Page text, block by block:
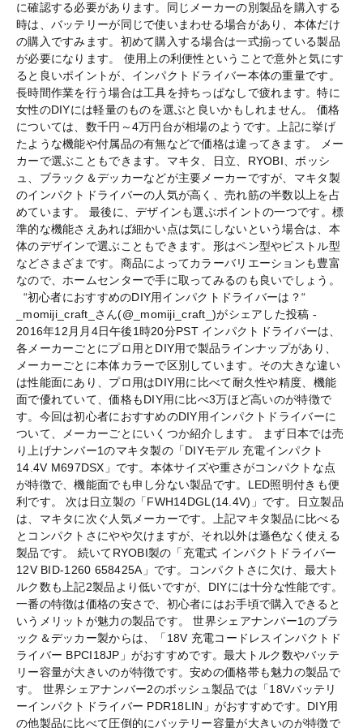
に確認する必要があります。同じメーカーの別製品を購入する
時は、バッテリーが同じで使いまわせる場合があり、本体だけ
の購入ですみます。初めて購入する場合は一式揃っている製品
が必要になります。 使用上の利便性ということで意外と気にす
ると良いポイントが、インパクトドライバー本体の重量です。
長時間作業を行う場合は工具を持ちっぱなしで疲れます。特に
女性のDIYには軽量のものを選ぶと良いかもしれません。 価格
については、数千円～4万円台が相場のようです。上記に挙げ
たような機能や付属品の有無などで価格は違ってきます。 メー
カーで選ぶこともできます。マキタ、日立、RYOBI、ボッシ
ュ、ブラック＆デッカーなどが主要メーカーですが、マキタ製
のインパクトドライバーの人気が高く、売れ筋の半数以上を占
めています。 最後に、デザインも選ぶポイントの一つです。標
準的な機能さえあれば細かい点は気にしないという場合は、本
体のデザインで選ぶこともできます。形はペン型やピストル型
などさまざまです。商品によってカラーバリエーションも豊富
なので、ホームセンターで手に取ってみるのも良いでしょう。
“初心者におすすめのDIY用インパクトドライバーは？“
_momiji_craft_さん(@_momiji_craft_)がシェアした投稿 -
2016年12月月4日午後1時20分PST インパクトドライバーは、
各メーカーごとにプロ用とDIY用で製品ラインナップがあり、
メーカーごとに本体カラーで区別しています。その大きな違い
は性能面にあり、プロ用はDIY用に比べて耐久性や精度、機能
面で優れていて、価格もDIY用に比べ3万ほど高いのが特徴で
す。今回は初心者におすすめのDIY用インパクトドライバーに
ついて、メーカーごとにいくつか紹介します。 まず日本では売
り上げナンバー1のマキタ製の「DIYモデル 充電インパクト
14.4V M697DSX」です。本体サイズや重さがコンパクトな点
が特徴で、機能面でも申し分ない製品です。LED照明付きも便
利です。 次は日立製の「FWH14DGL(14.4V)」です。日立製品
は、マキタに次ぐ人気メーカーです。上記マキタ製品に比べる
とコンパクトさにやや欠けますが、それ以外は遜色なく使える
製品です。 続いてRYOBI製の「充電式 インパクトドライバー
12V BID-1260 658425A」です。コンパクトさに欠け、最大ト
ルク数も上記2製品より低いですが、DIYには十分な性能です。
一番の特徴は価格の安さで、初心者にはお手頃で購入できると
いうメリットが魅力の製品です。 世界シェアナンバー1のブラ
ック＆デッカー製からは、「18V 充電コードレスインパクトド
ライバー BPCI18JP」がおすすめです。最大トルク数やバッテ
リー容量が大きいのが特徴です。安めの価格帯も魅力の製品で
す。 世界シェアナンバー2のボッシュ製品では「18Vバッテリ
ーインパクトドライバー PDR18LIN」がおすすめです。DIY用
の他製品に比べて圧倒的にバッテリー容量が大きいのが特徴で